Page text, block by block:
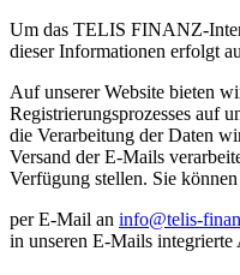
Um das TELIS FINANZ-
dieser Informationen erfolgt
Auf unserer Website bieten
Registrierungsprozesses auf
die Verarbeitung der Daten
Versand der E-Mails
Verfügung stellen. Sie
per E-Mail an info@telis-
in unseren E-Mails